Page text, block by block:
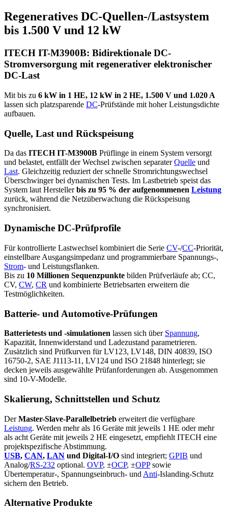
Regeneratives DC-Quellen-/Lastsystem
bis 1.500 V und 12 kW
ITECH IT-M3900B: Bidirektionale DC-
Stromversorgung mit regenerativer elektronischer
DC-Last
Mit bis zu 6 kW in 1 HE, 12 kW in 2 HE, 1.500 V und 1.020 A
lassen sich platzsparende DC-Prüfstände mit hoher Leistungsdichte
aufbauen.
Quelle, Last und Rückspeisung
Da das ITECH IT-M3900B Prüflinge in einem System versorgt
und belastet, entfällt der Wechsel zwischen separaterQuelle und
Last. Gleichzeitig reduziert der schnelle Stromrichtungswechsel
Überschwinger bei dynamischen Tests. Im Lastbetrieb speist das
System laut Herstellerbis zu 95 % der aufgenommenen Leistung
zurück, während die Netzüberwachung die Rückspeisung
synchronisiert.
Dynamische DC-Prüfprofile
Für kontrollierte Lastwechsel kombiniert die Serie CV-/CC-Priorität,
einstellbare Ausgangsimpedanz und programmierbare Spannungs-,
Strom- und Leistungsflanken.
Bis zu 10 Millionen Sequenzpunkte bilden Prüfverläufe ab; CC,
CV, CW, CR und kombinierte Betriebsarten erweitern die
Testmöglichkeiten.
Batterie- und Automotive-Prüfungen
Batterietests und -simulationen lassen sich über Spannung,
Kapazität, Innenwiderstand und Ladezustand parametrieren.
Zusätzlich sind Prüfkurven für LV123, LV148, DIN 40839, ISO
16750-2, SAE J1113-11, LV124 und ISO 21848 hinterlegt; sie
decken jeweils ausgewählte Prüfanforderungen ab. Ausgenommen
sind 10-V-Modelle.
Skalierung, Schnittstellen und Schutz
DerMaster-Slave-Parallelbetrieb erweitert die verfügbare
Leistung. Werden mehr als 16 Geräte mit jeweils 1 HE oder mehr
als acht Geräte mit jeweils 2 HE eingesetzt, empfiehlt ITECH eine
projektspezifische Abstimmung.
USB, CAN, LAN und Digital-I/O sind integriert; GPIB und
Analog/RS-232 optional. OVP, ±OCP, ±OPPsowie
Übertemperatur-, Spannungseinbruch- und Anti-Islanding-Schutz
sichern den Betrieb.
Alternative Produkte